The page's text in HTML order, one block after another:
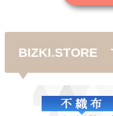
BIZKI.STORE